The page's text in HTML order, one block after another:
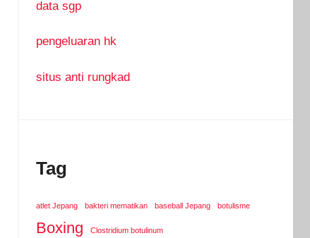
data sgp
pengeluaran hk
situs anti rungkad
Tag
atlet Jepang bakteri mematikan baseball Jepang botulisme
Boxing Clostridium botulinum